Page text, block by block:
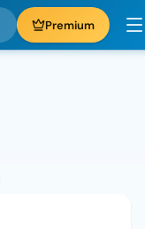
Premium